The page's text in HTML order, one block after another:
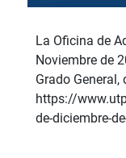
La Oficina de
Noviembre de
Grado
https://
de-diciembre-